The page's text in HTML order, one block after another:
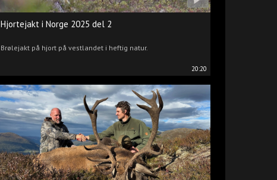
20:20
Hjortejakt i Norge 2025 del 2
Brølejakt på hjort på vestlandet i heftig natur.